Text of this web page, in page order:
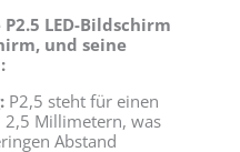
LED-Bildschirm
und seine
P2,5 steht für einen
2,5 Millimetern, was
Abstand